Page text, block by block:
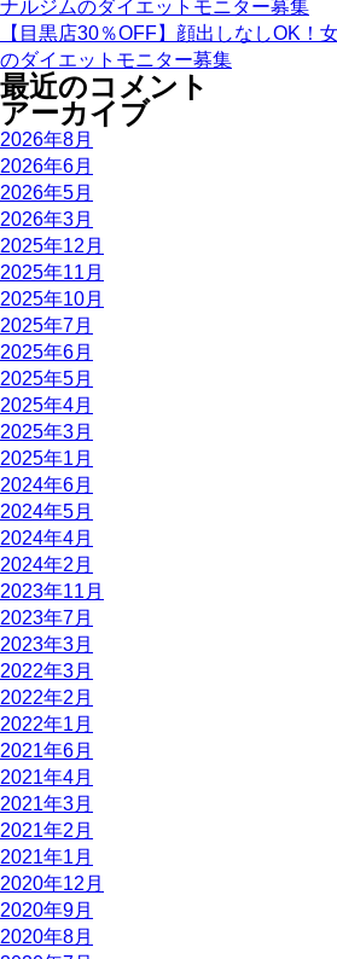
ナルジムのダイエットモニター募集
【目黒店30％OFF】顔出しなしOK！
のダイエットモニター募集
最近のコメント
アーカイブ
2026年8月
2026年6月
2026年5月
2026年3月
2025年12月
2025年11月
2025年10月
2025年7月
2025年6月
2025年5月
2025年4月
2025年3月
2025年1月
2024年6月
2024年5月
2024年4月
2024年2月
2023年11月
2023年7月
2023年3月
2022年3月
2022年2月
2022年1月
2021年6月
2021年4月
2021年3月
2021年2月
2021年1月
2020年12月
2020年9月
2020年8月